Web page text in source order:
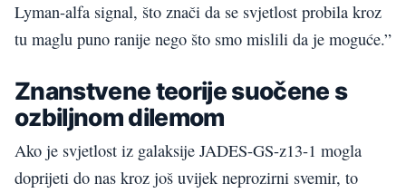
Lyman-alfa signal, što znači da se svjetlost probila kroz
tu maglu puno ranije nego što smo mislili da je moguće.”
Znanstvene teorije suočene s
ozbiljnom dilemom
Ako je svjetlost iz galaksije JADES-GS-z13-1 mogla
doprijeti do nas kroz još uvijek neprozirni svemir, to